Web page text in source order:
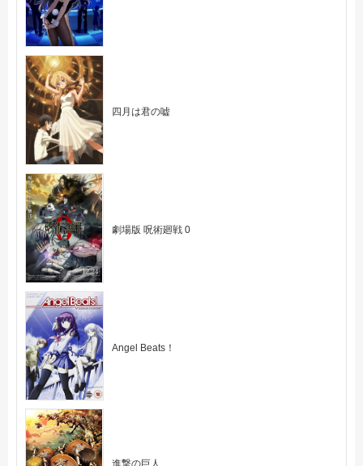
四月は君の嘘
劇場版 呪術廻戦 0
Angel Beats！